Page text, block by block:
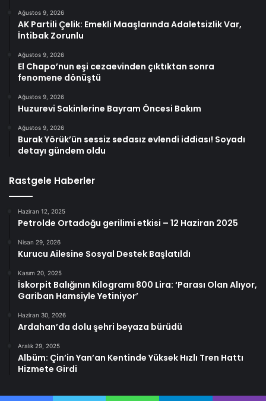
Ağustos 9, 2026
AK Partili Çelik: Emekli Maaşlarında Adaletsizlik Var,
İntibak Zorunlu
Ağustos 9, 2026
El Chapo’nun eşi cezaevinden çıktıktan sonra
fenomene dönüştü
Ağustos 9, 2026
Huzurevi Sakinlerine Bayram Öncesi Bakım
Ağustos 9, 2026
Burak Yörük’ün sessiz sedasız evlendi iddiası! Soyadı
detayı gündem oldu
Rastgele Haberler
Haziran 12, 2025
Petrolde Ortadoğu gerilimi etkisi – 12 Haziran 2025
Nisan 29, 2026
Kurucu Ailesine Sosyal Destek Başlatıldı
Kasım 20, 2025
İskorpit Balığının Kilogramı 800 Lira: ‘Parası Olan Alıyor,
Gariban Hamsiyle Yetiniyor’
Haziran 30, 2026
Ardahan’da dolu şehri beyaza bürüdü
Aralık 29, 2025
Albüm: Çin’in Yan’an Kentinde Yüksek Hızlı Tren Hattı
Hizmete Girdi